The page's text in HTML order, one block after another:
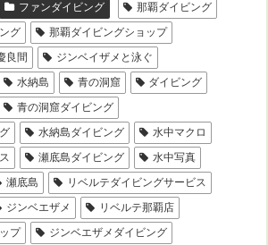
ファンダイビング
那覇ダイビング
グ
那覇ダイビングショップ
良間
ジンベイザメと泳ぐ
水納島 青の洞窟
ダイビング
青の洞窟ダイビング
水納島ダイビング
水中マクロ
瀬底島ダイビング
水中写真
瀬底島
リベルテダイビングサービス
ジンベエザメ
リベルテ那覇店
プ
ジンベエザメダイビング